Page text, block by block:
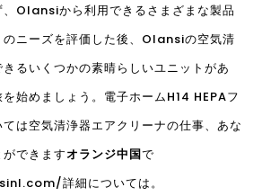
Olansiから利用できるさまざまな製品
のニーズを評価した後、Olansiの空気清
るいくつかの素晴らしいユニットがあ
始めましょう。電子ホームH14 HEPAフ
は空気清浄器エアクリーナの仕事、あな
できますオランジ中国で
詳細については。